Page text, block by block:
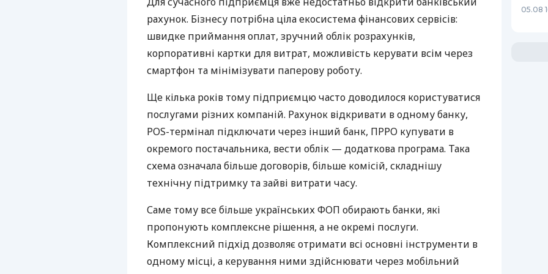
рахунок. Бізнесу потрібна ціла екосистема фінансових сервісів:
швидке приймання оплат, зручний облік розрахунків,
корпоративні картки для витрат, можливість керувати всім через
смартфон та мінімізувати паперову роботу.
Ще кілька років тому підприємцю часто доводилося користуватися
послугами різних компаній. Рахунок відкривати в одному банку,
POS-термінал підключати через інший банк, ПРРО купувати в
окремого постачальника, вести облік — додаткова програма. Така
схема означала більше договорів, більше комісій, складнішу
технічну підтримку та зайві витрати часу.
Саме тому все більше українських ФОП обирають банки, які
пропонують комплексне рішення, а не окремі послуги.
Комплексний підхід дозволяє отримати всі основні інструменти в
одному місці, а керування ними здійснювати через мобільний
05.08